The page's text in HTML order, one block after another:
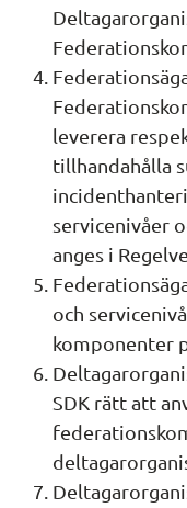
leverera
tillhandahålla
servicenivåer
anges i
och
komponenter
SDK rätt att